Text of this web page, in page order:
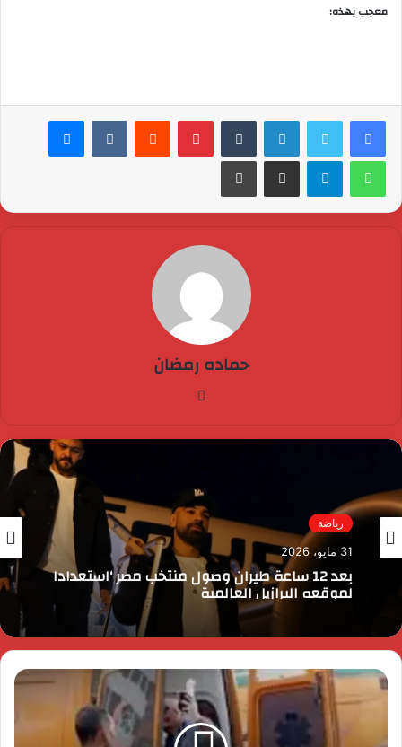
معجب بهذه:
لينكدإن بينتيريست ماسنجر
واتساب تيلقرام مشاركة عبر البريد طباعة
حماده رمضان
رياضة
31 مايو، 2026
بعد 12 ساعة طيران وصول منتخب مصر ‘استعدادا
لموقعه البرازيل العالمية